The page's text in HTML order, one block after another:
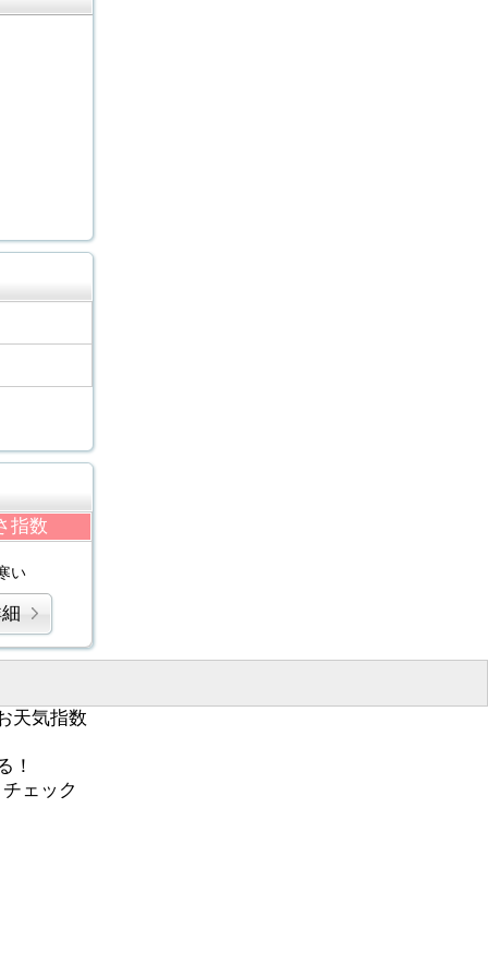
指数
い
天気指数
！
ェック